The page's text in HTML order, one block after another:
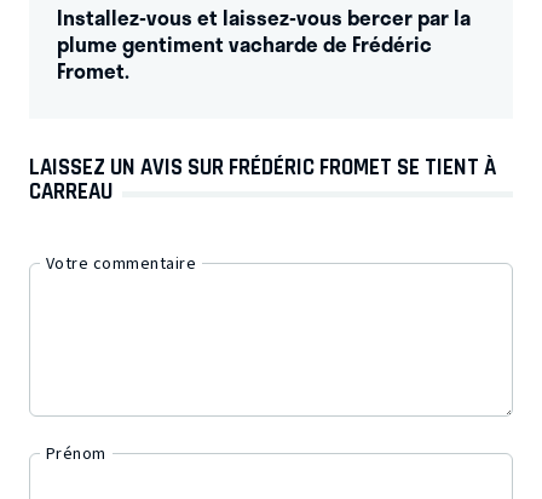
Installez-vous et laissez-vous bercer par la
plume gentiment vacharde de Frédéric
Fromet.
LAISSEZ UN AVIS SUR FRÉDÉRIC FROMET SE TIENT À
CARREAU
Votre commentaire
Prénom